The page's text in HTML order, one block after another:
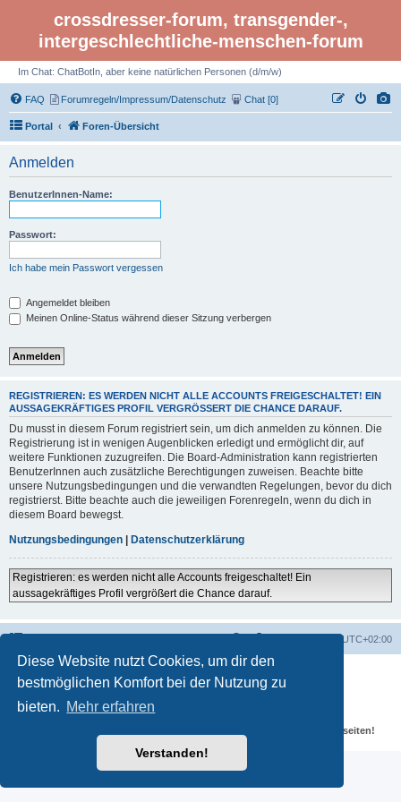
Diese Website nutzt Cookies, um dir den
bestmöglichen Komfort bei der Nutzung zu
bieten. Mehr erfahren
Verstanden!
crossdresser-forum, transgender-,
intergeschlechtliche-menschen-forum
Im Chat: ChatBotIn, aber keine natürlichen Personen (d/m/w)
FAQ Forumregeln/Impressum/Datenschutz Chat [0]
Portal Foren-Übersicht
Anmelden
BenutzerInnen-Name:
Passwort:
Ich habe mein Passwort vergessen
Angemeldet bleiben
Meinen Online-Status während dieser Sitzung verbergen
REGISTRIEREN: ES WERDEN NICHT ALLE ACCOUNTS FREIGESCHALTET! EIN
AUSSAGEKRÄFTIGES PROFIL VERGRÖSSERT DIE CHANCE DARAUF.
Du musst in diesem Forum registriert sein, um dich anmelden zu können. Die
Registrierung ist in wenigen Augenblicken erledigt und ermöglicht dir, auf
weitere Funktionen zuzugreifen. Die Board-Administration kann registrierten
BenutzerInnen auch zusätzliche Berechtigungen zuweisen. Beachte bitte
unsere Nutzungsbedingungen und die verwandten Regelungen, bevor du dich
registrierst. Bitte beachte auch die jeweiligen Forenregeln, wenn du dich in
diesem Board bewegst.
Nutzungsbedingungen
Datenschutzerklärung
Registrieren: es werden nicht alle Accounts freigeschaltet! Ein
aussagekräftiges Profil vergrößert die Chance darauf.
UTC+02:00
® Forum Software © phpBB Limited
Deutsche Übersetzung durchphpBB.de
Datenschutz
Datenschutzbestimmungen und weiteren Regeln der externen Webseiten!